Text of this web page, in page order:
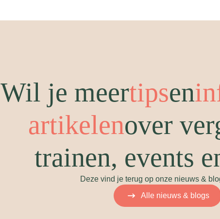
Wil je meertipsen
artikelenover
trainen, events
Deze vind je terug op onze nieuws &
Alle nieuws & blogs